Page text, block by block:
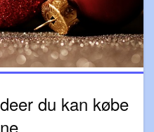
du kan købe